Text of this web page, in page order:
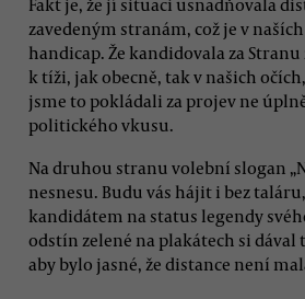
Fakt je, že jí situaci usnadňovala
zavedeným stranám, což je v
handicap. Že kandidovala za
k tíži, jak obecně, tak v našich
jsme to pokládali za projev ne
politického vkusu.
Na druhou stranu volební slogan
nesnesu. Budu vás hájit i bez
kandidátem na status legendy
odstín zelené na plakátech si dával
aby bylo jasné, že distance není